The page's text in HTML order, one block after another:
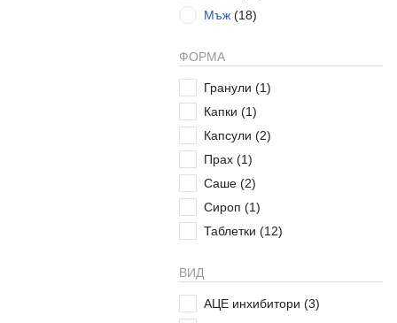
Детоксикация
Жлъчка (1)
Зъби (2)
Имунна система
Инфекция с Helicobacter pylori
(2)
Исхемична болест на сърцето
Кости
(2)
Кръвоносна система
(4)
Отслабване (1)
Мъж (18)
ФОРМА
Гранули (1)
Капки (1)
Капсули (2)
Прах (1)
Саше (2)
Сироп (1)
Таблетки (12)
ВИД
АЦЕ инхибитори (3)